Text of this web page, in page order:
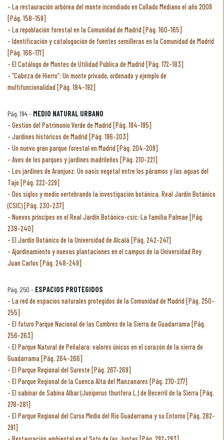
La restauración arbórea del monte incendiado en Collado Mediano el año 2009
[Pág. 158-159]
La repoblación forestal en la Comunidad de Madrid [Pág. 160-165]
Identificación y catalogación de fuentes semilleras en la Comunidad de Madrid
[Pág. 166-171]
El Catálogo de Montes de Utilidad Pública de Madrid [Pág. 172-183]
“Cabeza de Hierro”: Un monte privado, ordenado y ejemplo de
multifuncionalidad [Pág. 184-192]
Pág. 194 - MEDIO NATURAL URBANO
Gestión del Patrimonio Verde de Madrid [Pág. 194-195]
Jardines históricos de Madrid [Pág. 196-203]
Un nuevo gran parque forestal en Madrid [Pág. 204-209]
Aves de los parques y jardines madrileños [Pág. 210-221]
Los jardines de Aranjuez: Un oasis vegetal entre los páramos y las aguas del
Tajo [Pág. 222-229]
Dos siglos y medio vertebrando la investigación botánica. Real Jardín Botánico
(CSIC) [Pág. 230-237]
Nuevos príncipes en el Real Jardín Botánico-csic: La familia Palmae [Pág.
238-240]
El Jardín Botánico de la Universidad de Alcalá [Pág. 242-247]
Ajardinamiento y nuevas plantaciones en el campus de la Universidad Rey
Juan Carlos [Pág. 248-249]
Pág. 250 - ESPACIOS PROTEGIDOS
La red de espacios naturales protegidos de la Comunidad de Madrid [Pág. 250-
255]
El futuro Parque Nacional de las Cumbres de la Sierra de Guadarrama [Pág.
256-263]
El Parque Natural de Peñalara: valores únicos en el corazón de la sierra de
Guadarrama [Pág. 264-266]
El Parque Regional del Sureste [Pág. 267-269]
El Parque Regional de la Cuenca Alta del Manzanares [Pág. 270-277]
El sabinar de Sabina Albar (Juniperus thurifera L.) de Becerril de la Sierra [Pág.
278-281]
El Parque Regional del Curso Medio del Río Guadarrama y su Entorno [Pág. 282-
291]